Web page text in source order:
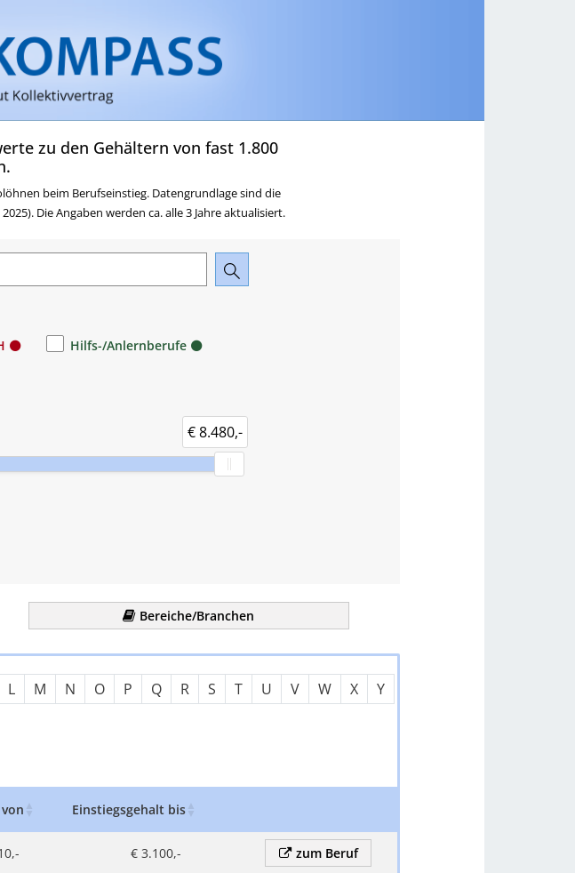
Zum Inhalt springen
Zum Navigationsmenü springen
Zur Suche springen
Zur Footer springen
Zum Das Portal des AMS zu Ausbildung,
zu den Gehältern von fast 1.800
beim Berufseinstieg. Datengrundlage sind die
Die Angaben werden ca. alle 3 Jahre aktualisiert.
Hilfs-/Anlernberufe
€ 8.480,-
Bereiche/Branchen
Nach Anfangsbuchstaben filtern
L M N O P Q R S T U V W X
Y
Einstiegsgehalt bis
€ 3.100,- zum Beruf